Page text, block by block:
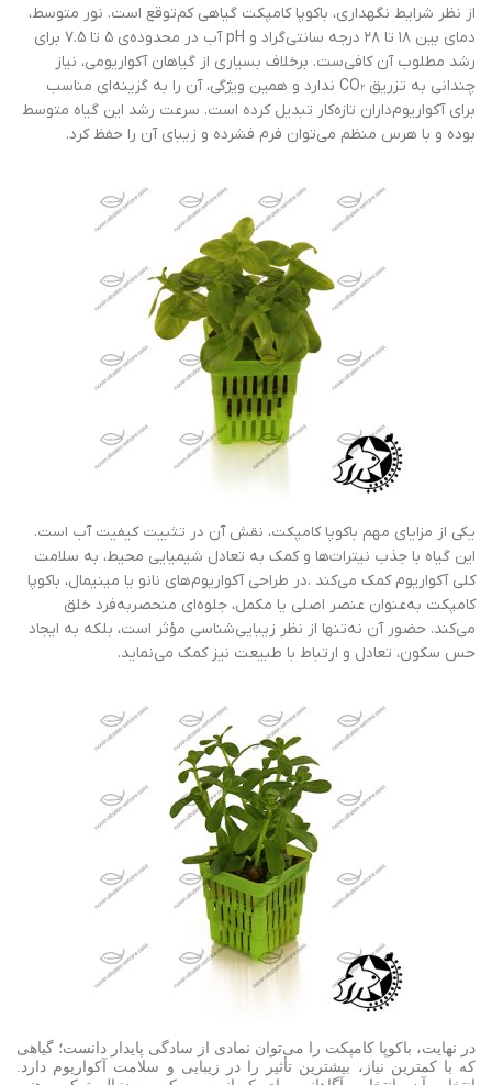
از نظر شرایط نگهداری، باکوپا کامپکت گیاهی کم‌توقع است. نور متوسط،
دمای بین ۱۸ تا ۲۸ درجه سانتی‌گراد و pH آب در محدوده‌ی ۵ تا ۷.۵ برای
رشد مطلوب آن کافی‌ست. برخلاف بسیاری از گیاهان آکواریومی، نیاز
چندانی به تزریق CO₂ ندارد و همین ویژگی، آن را به گزینه‌ای مناسب
برای آکواریوم‌داران تازه‌کار تبدیل کرده است. سرعت رشد این گیاه متوسط
بوده و با هرس منظم می‌توان فرم فشرده و زیبای آن را حفظ کرد.
یکی از مزایای مهم باکوپا کامپکت، نقش آن در تثبیت کیفیت آب است.
این گیاه با جذب نیترات‌ها و کمک به تعادل شیمیایی محیط، به سلامت
کلی آکواریوم کمک می‌کند .در طراحی آکواریوم‌های نانو یا مینیمال، باکوپا
کامپکت به‌عنوان عنصر اصلی یا مکمل، جلوه‌ای منحصربه‌فرد خلق
می‌کند. حضور آن نه‌تنها از نظر زیبایی‌شناسی مؤثر است، بلکه به ایجاد
حس سکون، تعادل و ارتباط با طبیعت نیز کمک می‌نماید.
در نهایت، باکوپا کامپکت را می‌توان نمادی از سادگی پایدار دانست؛ گیاهی
که با کمترین نیاز، بیشترین تأثیر را در زیبایی و سلامت آکواریوم دارد.